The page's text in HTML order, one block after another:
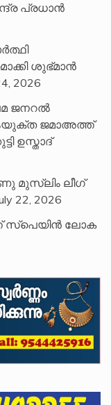
പ്രധാൻ
ശുഭ്മാൻ
2026
ജനറൽ
ജമാഅത്ത്
ഉസ്താദ്
മുസ്ലിം ലീഗ്
22, 2026
സ്പെയിൻ ലോക